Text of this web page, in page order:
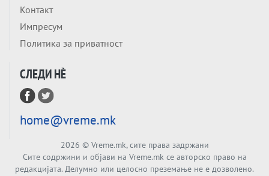
европската уметност за уредување на
голем потрес?
Кинеска ракета испукана во Пацификот.
Што значи тоа за СТРАТЕШКИОТ ЈАЗИК
ВО СВЕТОТ?
Tема
Контакт
Импресум
Политика за приватност
СЛЕДИ НÈ
home@vreme.mk
2026 © Vreme.mk, сите права задржани
Сите содржини и објави на Vreme.mk се авторско право на
редакцијата. Делумно или целосно преземање не е дозволено.